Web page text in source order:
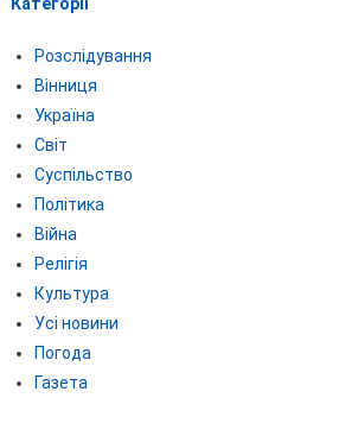
Розслідування
Вінниця
Україна
Світ
Суспільство
Політика
Війна
Релігія
Культура
Усі новини
Погода
Газета